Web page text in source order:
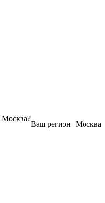
Москва
Ваш регион
Москва?